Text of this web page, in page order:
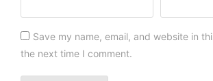
Save my name, email, and website in
the next time I comment.